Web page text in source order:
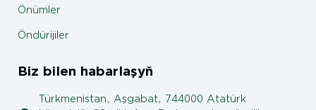
Önümler
Öndürijiler
Biz bilen habarlaşyň
Türkmenistan, Aşgabat, 744000 Atatürk